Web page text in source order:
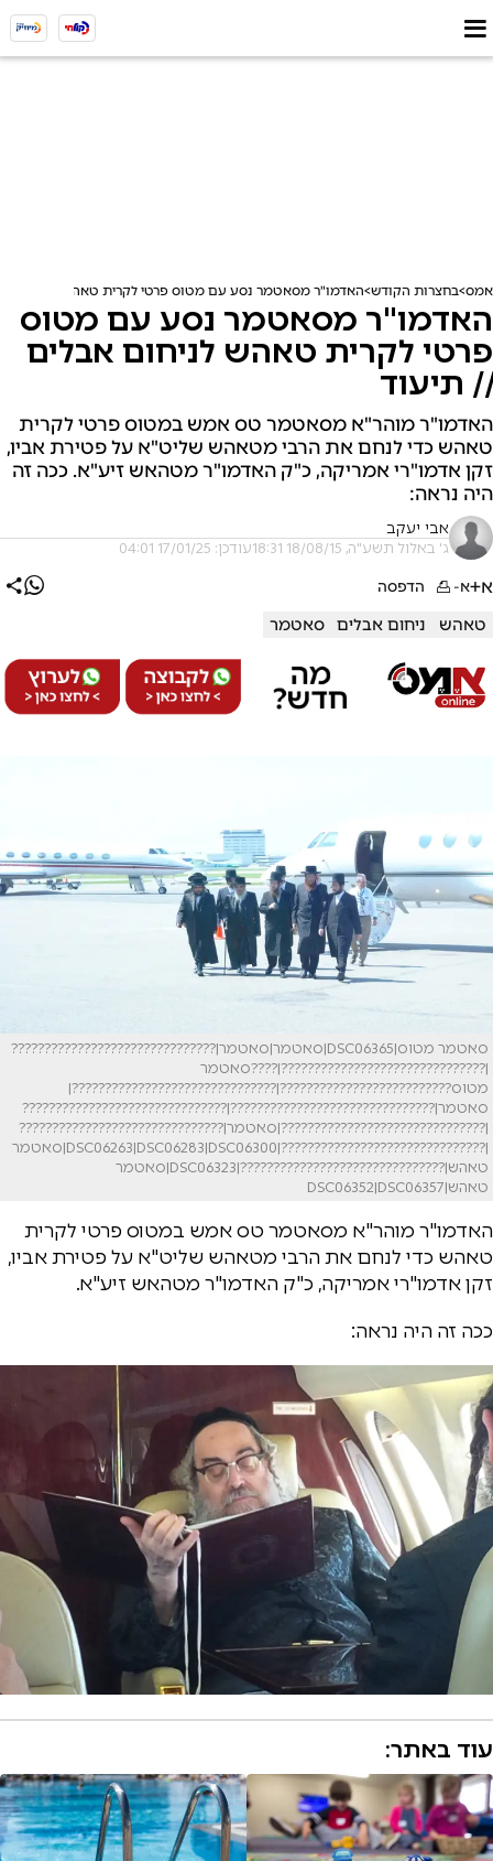
אמס בחצרות הקודש האדמו"ר מסאטמר נסע עם מטוס פרטי לקרית טאהש לניחום
האדמו"ר מסאטמר נסע עם מטוס
פרטי לקרית טאהש לניחום אבלים
// תיעוד
האדמו"ר מוהר"א מסאטמר טס אמש במטוס פרטי לקרית
טאהש כדי לנחם את הרבי מטאהש שליט"א על פטירת אביו,
זקן אדמו"רי אמריקה, כ"ק האדמו"ר מטהאש זיע"א. ככה זה
היה נראה:
אבי יעקב
ג' באלול תשע"ה, 18/08/15 18:31 עודכן: 17/01/25 04:01
א+א- הדפסה
טאהש ניחום אבלים סאטמר
סאטמר מטוס|DSC06365|סאטמר|סאטמר|???????????????????????????????
|???????????????????????????????|????סאטמר
מטוס??????????????????????????|???????????????????????????????|
סאטמר|???????????????????????????????|???????????????????????????????
|???????????????????????????????|סאטמר|???????????????????????????????
|???????????????????????????????|DSC06263|DSC06283|DSC06300|סאטמר
טאהש|???????????????????????????????|DSC06323|סאטמר
טאהש|DSC06352|DSC06357
האדמו"ר מוהר"א מסאטמר טס אמש במטוס פרטי לקרית
טאהש כדי לנחם את הרבי מטאהש שליט"א על פטירת אביו,
זקן אדמו"רי אמריקה, כ"ק האדמו"ר מטהאש זיע"א.
ככה זה היה נראה:
עוד באתר: